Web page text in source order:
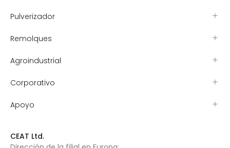
Pulverizador
Remolques
Agroindustrial
Corporativo
Apoyo
CEAT Ltd.